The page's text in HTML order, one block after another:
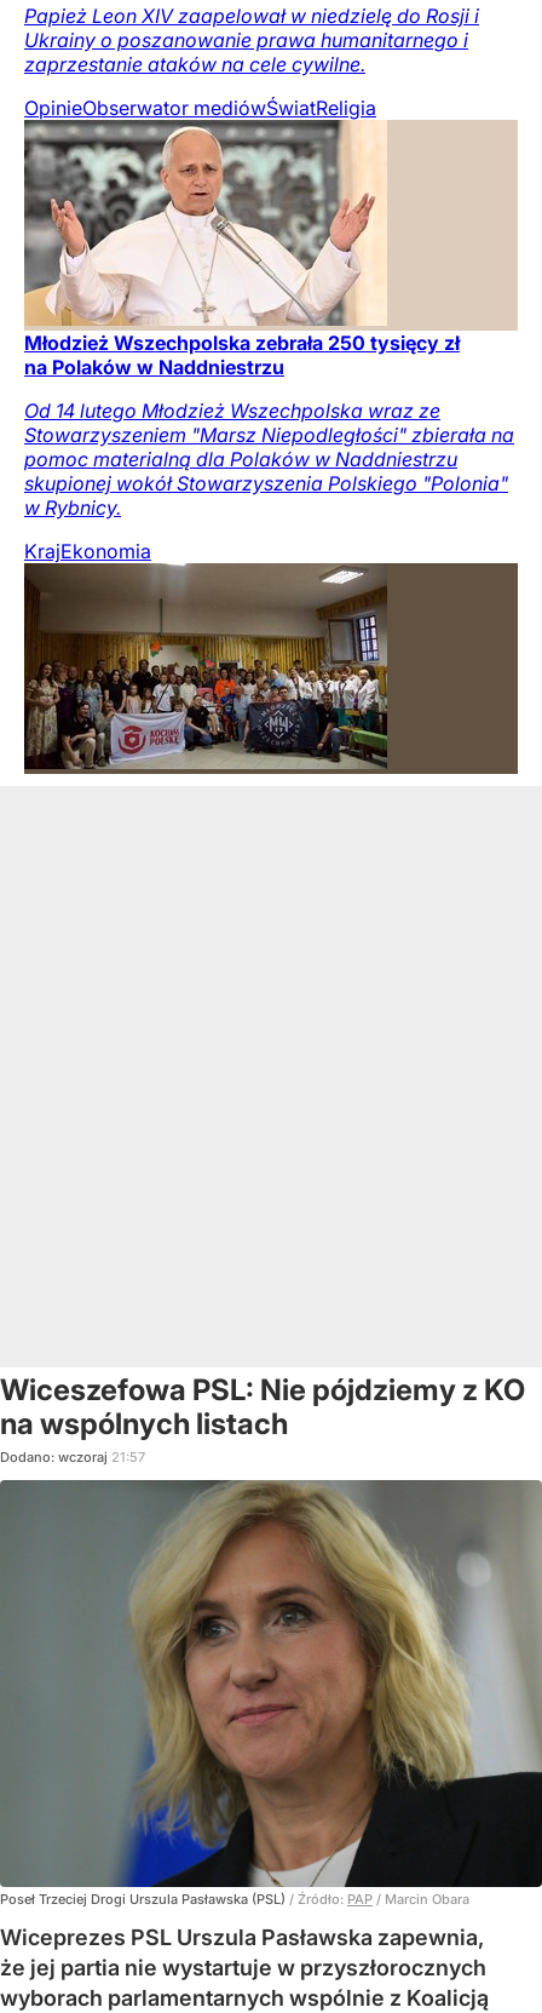
Papież Leon XIV zaapelował w niedzielę do Rosji i
Ukrainy o poszanowanie prawa humanitarnego i
zaprzestanie ataków na cele cywilne.
OpinieObserwator mediówŚwiatReligia
Młodzież Wszechpolska zebrała 250 tysięcy zł
na Polaków w Naddniestrzu
Od 14 lutego Młodzież Wszechpolska wraz ze
Stowarzyszeniem "Marsz Niepodległości" zbierała na
pomoc materialną dla Polaków w Naddniestrzu
skupionej wokół Stowarzyszenia Polskiego "Polonia"
w Rybnicy.
KrajEkonomia
Wiceszefowa PSL: Nie pójdziemy z KO
na wspólnych listach
Dodano: wczoraj 21:57
Poseł Trzeciej Drogi Urszula Pasławska (PSL) / Źródło: PAP / Marcin Obara
Wiceprezes PSL Urszula Pasławska zapewnia,
że jej partia nie wystartuje w przyszłorocznych
wyborach parlamentarnych wspólnie z Koalicją